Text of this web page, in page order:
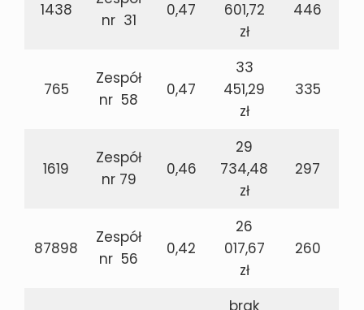
1438
nr 31
0,47
601,72
zł
446
765
Zespół
nr 58
0,47
33
451,29
zł
335
1619
Zespół
nr 79
0,46
29
734,48
zł
297
87898
Zespół
nr 56
0,42
26
017,67
zł
260
brak